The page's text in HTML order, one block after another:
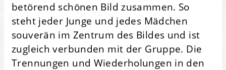
betörend schönen Bild zusammen. So
steht jeder Junge und jedes Mädchen
souverän im Zentrum des Bildes und ist
zugleich verbunden mit der Gruppe. Die
Trennungen und Wiederholungen in den